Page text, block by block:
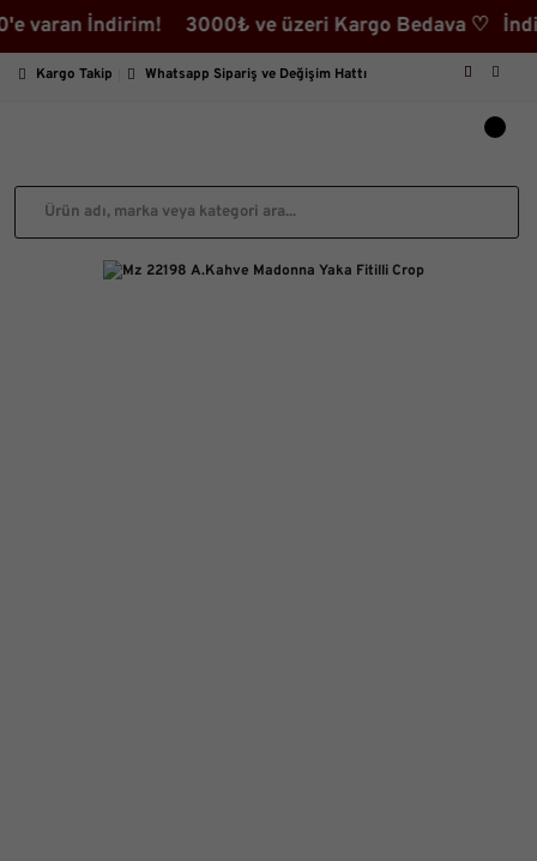
İndirim! 3000₺ ve üzeri Kargo Bedava ♡
Kargo Takip Whatsapp Sipariş ve Değişim Hattı